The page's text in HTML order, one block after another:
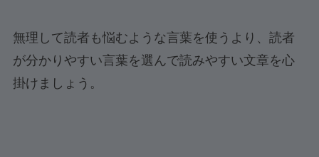
無理して読者も悩むような言葉を使うより、読者
が分かりやすい言葉を選んで読みやすい文章を心
掛けましょう。